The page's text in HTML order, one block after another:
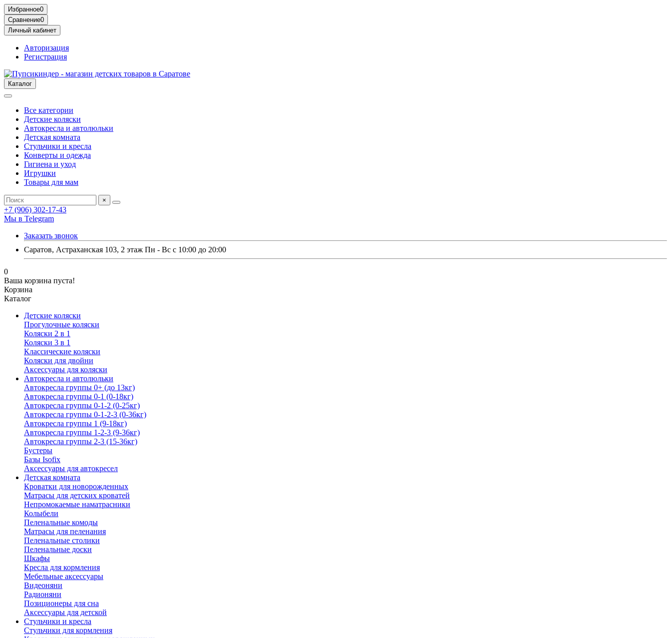
Избранное0
Сравнение0
Личный кабинет
Авторизация
Регистрация
Каталог
Все категории
Детские коляски
Автокресла и автолюльки
Детская комната
Стульчики и кресла
Конверты и одежда
Гигиена и уход
Игрушки
Товары для мам
×
+7 (906) 302-17-43
Мы в Telegram
Заказать звонок
Саратов, Астраханская 103, 2 этаж Пн - Вс с 10:00 до 20:00
0
Ваша корзина пуста!
Корзина
Каталог
Детские коляски
Прогулочные коляски
Коляски 2 в 1
Коляски 3 в 1
Классические коляски
Коляски для двойни
Аксессуары для коляски
Автокресла и автолюльки
Автокресла группы 0+ (до 13кг)
Автокресла группы 0-1 (0-18кг)
Автокресла группы 0-1-2 (0-25кг)
Автокресла группы 0-1-2-3 (0-36кг)
Автокресла группы 1 (9-18кг)
Автокресла группы 1-2-3 (9-36кг)
Автокресла группы 2-3 (15-36кг)
Бустеры
Базы Isofix
Аксессуары для автокресел
Детская комната
Кроватки для новорожденных
Матрасы для детских кроватей
Непромокаемые наматрасники
Колыбели
Пеленальные комоды
Матрасы для пеленания
Пеленальные столики
Пеленальные доски
Шкафы
Кресла для кормления
Мебельные аксессуары
Видеоняни
Радионяни
Позиционеры для сна
Аксессуары для детской
Стульчики и кресла
Стульчики для кормления